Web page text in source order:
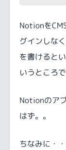
Notionを
グインしな
を書けると
いうところ
Notionのア
はず。。
ちなみに・・